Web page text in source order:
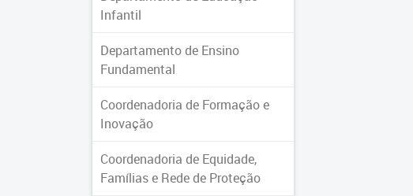
Infantil
Departamento de Ensino
Fundamental
Coordenadoria de Formação e
Inovação
Coordenadoria de Equidade,
Famílias e Rede de Proteção